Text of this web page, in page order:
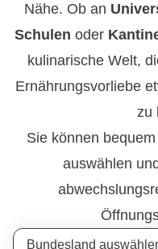
Nähe. Ob an
Schulen oder
kulinarische Welt,
Ernährungsvorliebe
zu
Sie können
auswählen
Bundesland suchen